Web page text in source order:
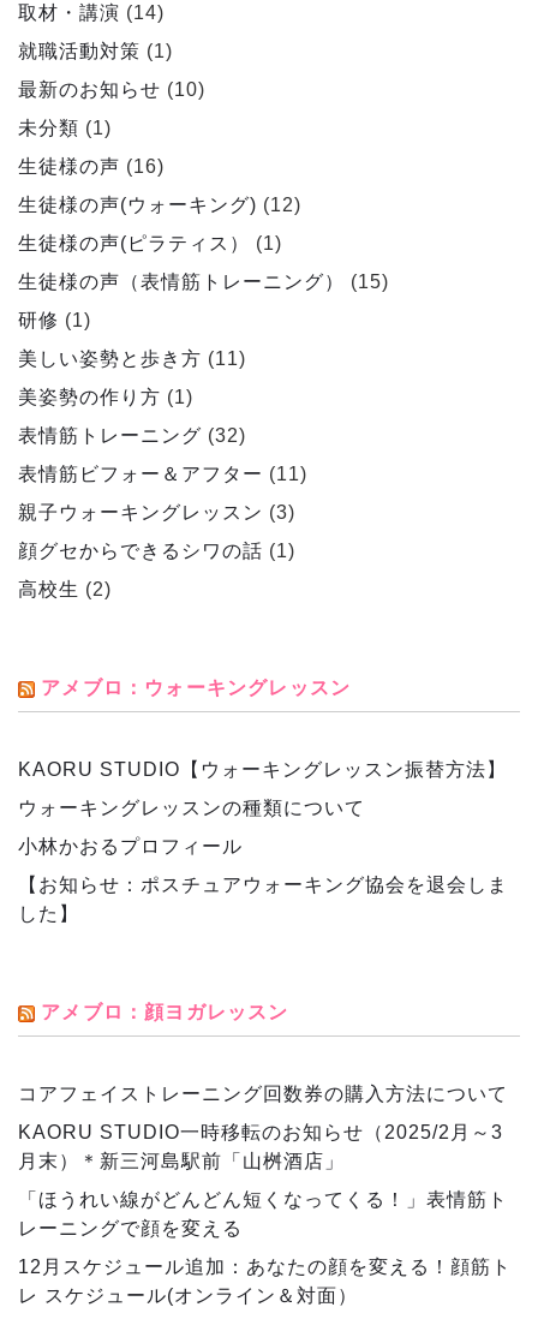
取材・講演 (14)
就職活動対策 (1)
最新のお知らせ (10)
未分類 (1)
生徒様の声 (16)
生徒様の声(ウォーキング) (12)
生徒様の声(ピラティス）
(1)
生徒様の声（表情筋トレーニング）
(15)
研修 (1)
美しい姿勢と歩き方 (11)
美姿勢の作り方 (1)
表情筋トレーニング (32)
表情筋ビフォー＆アフター (11)
親子ウォーキングレッスン (3)
顔グセからできるシワの話 (1)
高校生 (2)
アメブロ：ウォーキングレッスン
KAORU STUDIO【ウォーキングレッスン振替方法】
ウォーキングレッスンの種類について
小林かおるプロフィール
【お知らせ：ポスチュアウォーキング協会を退会しま
した】
アメブロ：顔ヨガレッスン
コアフェイストレーニング回数券の購入方法について
KAORU STUDIO一時移転のお知らせ（2025/2月～3
月末）＊新三河島駅前「山桝酒店」
「ほうれい線がどんどん短くなってくる！」表情筋ト
レーニングで顔を変える
12月スケジュール追加：あなたの顔を変える！顔筋ト
レ スケジュール(オンライン＆対面）